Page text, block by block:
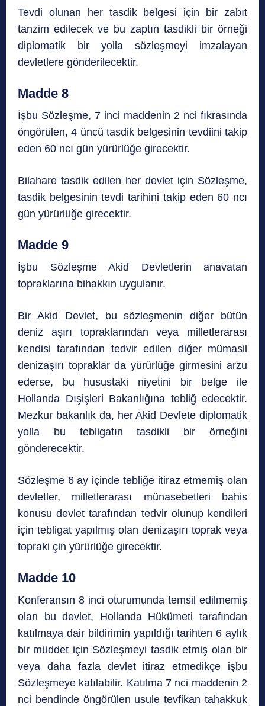
Tevdi olunan her tasdik belgesi için bir zabıt
tanzim edilecek ve bu zaptın tasdikli bir örneği
diplomatik bir yolla sözleşmeyi imzalayan
devletlere gönderilecektir.
Madde 8
İşbu Sözleşme, 7 inci maddenin 2 nci fıkrasında
öngörülen, 4 üncü tasdik belgesinin tevdiini takip
eden 60 ncı gün yürürlüğe girecektir.
Bilahare tasdik edilen her devlet için Sözleşme,
tasdik belgesinin tevdi tarihini takip eden 60 ncı
gün yürürlüğe girecektir.
Madde 9
İşbu Sözleşme Akid Devletlerin anavatan
topraklarına bihakkın uygulanır.
Bir Akid Devlet, bu sözleşmenin diğer bütün
deniz aşırı topraklarından veya milletlerarası
kendisi tarafından tedvir edilen diğer mümasil
denizaşırı topraklar da yürürlüğe girmesini arzu
ederse, bu husustaki niyetini bir belge ile
Hollanda Dışişleri Bakanlığına tebliğ edecektir.
Mezkur bakanlık da, her Akid Devlete diplomatik
yolla bu tebligatın tasdikli bir örneğini
gönderecektir.
Sözleşme 6 ay içinde tebliğe itiraz etmemiş olan
devletler, milletlerarası münasebetleri bahis
konusu devlet tarafından tedvir olunup kendileri
için tebligat yapılmış olan denizaşırı toprak veya
topraki çin yürürlüğe girecektir.
Madde 10
Konferansın 8 inci oturumunda temsil edilmemiş
olan bu devlet, Hollanda Hükümeti tarafından
katılmaya dair bildirimin yapıldığı tarihten 6 aylık
bir müddet için Sözleşmeyi tasdik etmiş olan bir
veya daha fazla devlet itiraz etmedikçe işbu
Sözleşmeye katılabilir. Katılma 7 nci maddenin 2
nci bendinde öngörülen usule tevfikan tahakkuk